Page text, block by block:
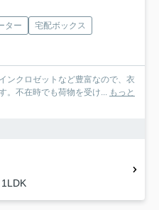
ター
宅配ボックス
ンクロゼットなど豊富なので、衣
。不在時でも荷物を受け... もっと